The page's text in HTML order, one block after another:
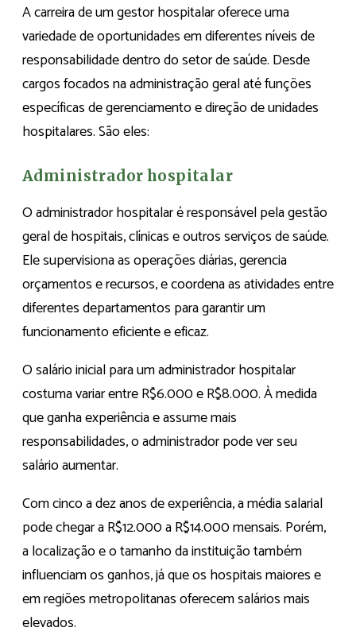
A carreira de um gestor hospitalar oferece uma
variedade de oportunidades em diferentes níveis de
responsabilidade dentro do setor de saúde. Desde
cargos focados na administração geral até funções
específicas de gerenciamento e direção de unidades
hospitalares. São eles:
Administrador hospitalar
O administrador hospitalar é responsável pela gestão
geral de hospitais, clínicas e outros serviços de saúde.
Ele supervisiona as operações diárias, gerencia
orçamentos e recursos, e coordena as atividades entre
diferentes departamentos para garantir um
funcionamento eficiente e eficaz.
O salário inicial para um administrador hospitalar
costuma variar entre R$6.000 e R$8.000. À medida
que ganha experiência e assume mais
responsabilidades, o administrador pode ver seu
salário aumentar.
Com cinco a dez anos de experiência, a média salarial
pode chegar a R$12.000 a R$14.000 mensais. Porém,
a localização e o tamanho da instituição também
influenciam os ganhos, já que os hospitais maiores e
em regiões metropolitanas oferecem salários mais
elevados.